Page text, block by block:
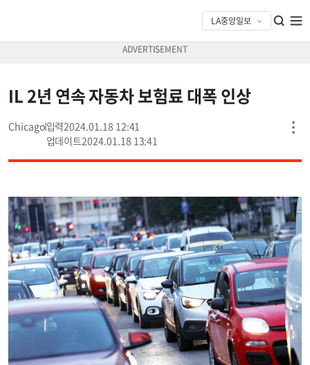
IL 2년 연속 자동차 보험료 대폭 인상
Chicago
2024.01.18 12:41
2024.01.18 13:41